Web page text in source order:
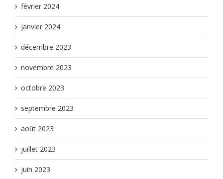
février 2024
janvier 2024
décembre 2023
novembre 2023
octobre 2023
septembre 2023
août 2023
juillet 2023
juin 2023